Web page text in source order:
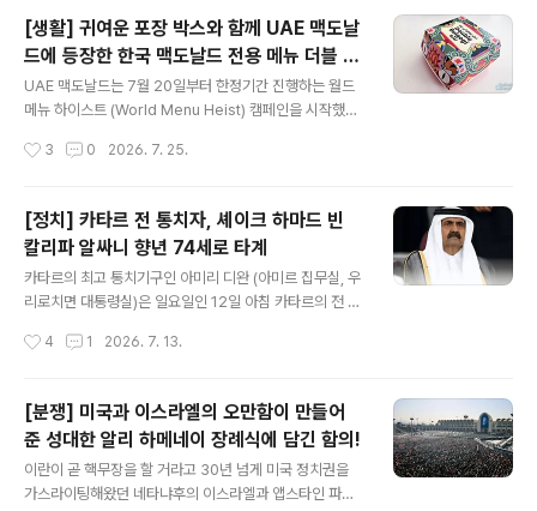
다. UAE 중앙은행이 지난 2024년 개발 및 도입을 발표한
이후 2년여 만의 일이며, 이에 따라 일반 소비자들도 제이
완 카드를 사용할 수 있게 되었습니다. 이는 마스터카드와
비자 등 해외 카드 결제망에 대한 의존도가 절대적으로 높
은 UAE 내에서 카드 결제를 국내에서 자체 네트워크로 결
터를 축적하는 동시에 디지털 결제 분야의 글로벌 허브로
[생활] 귀여운 포장 박스와 함께 UAE 맥도날
드에 등장한 한국 맥도날드 전용 메뉴 더블 불
고기 버거!
UAE 맥도날드는 7월 20일부터 한정기간 진행하는 월드
메뉴 하이스트 (World Menu Heist) 캠페인을 시작했습
날드에서 처음 시작된 캠페인으로 세계 인기 로컬 메뉴를
도날드의 로컬 인기 메뉴를 가져와 파는 이 캠페인에서 소
개되는 나라는 캠페인을 진행하는 나라마다 다른 것으로
보이는데, UAE 맥도날드의 캠페인이 한국인에게 가장 눈
에 띄는 점은 이 캠페인을 진행한 나라 중 처음으로 한국 맥
도날드에서만 파는 대표 메뉴인 더블 불고기 버거를 가져
함께 UAE 맥도날드의 월드 메뉴 헤이스트 캠페인을 통해
3 0 2026. 7. 25.
[정치] 카타르 전 통치자, 셰이크 하마드 빈
칼리파 알싸니 향년 74세로 타계
카타르의 최고 통치기구인 아미리 디완 (아미르 집무실, 우
리로치면 대통령실)은 일요일인 12일 아침 카타르의 전 통
버지로 지난 2013년 퇴임 후 "아버지 아미르 (부왕)"로 불
했다고 발표했습니다. 아미리 디완은 그의 타계에 따라 조
기를 게양하는 4일간의 국가 애도기간을 선포하고, 애도기
간 중 각 부처와 기타 정부기관 및 공공기관의 업무를 중단
한다고 명했습니다. 1995년 6월 27일 무혈 궁전 쿠데타
를 일으켜 당시 카타르의 아미르였던 아버지 셰이크 칼리
4 1 2026. 7. 13.
[분쟁] 미국과 이스라엘의 오만함이 만들어
준 성대한 알리 하메네이 장례식에 담긴 함의!
이란이 곧 핵무장을 할 거라고 30년 넘게 미국 정치권을
가스라이팅해왔던 네타냐후의 이스라엘과 앱스타인 파일